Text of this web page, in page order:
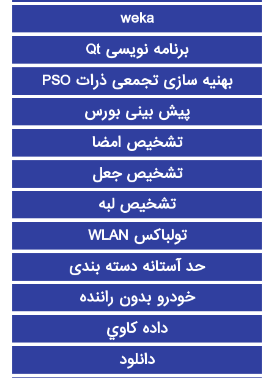
weka
برنامه نویسی Qt
بهنیه سازی تجمعی ذرات PSO
پیش بینی بورس
تشخیص امضا
تشخیص جعل
تشخیص لبه
تولباکس WLAN
حد آستانه دسته بندی
خودرو بدون راننده
داده كاوي
دانلود